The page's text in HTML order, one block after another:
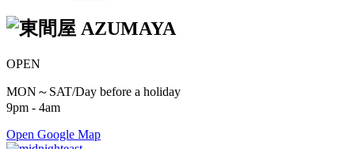
OPEN
MON～SAT/Day before a holiday
9pm - 4am
Open Google Map